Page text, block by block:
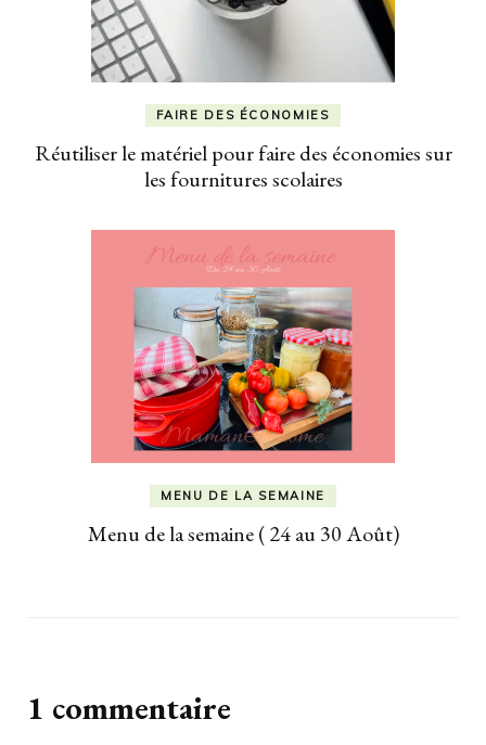
FAIRE DES ÉCONOMIES
Réutiliser le matériel pour faire des économies sur
les fournitures scolaires
MENU DE LA SEMAINE
Menu de la semaine ( 24 au 30 Août)
1 commentaire